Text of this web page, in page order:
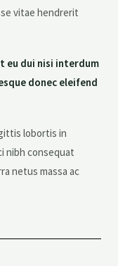
vitae hendrerit
eu dui nisi interdum
donec eleifend
lobortis in
nibh consequat
netus massa ac